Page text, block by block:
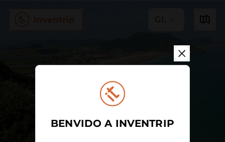
GL
BENVIDO A INVENTRIP